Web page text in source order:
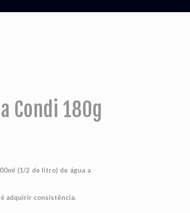
Condi 180g
(1/2 de litro) de água a
adquirir consistência.